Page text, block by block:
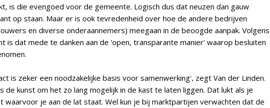
is die evengoed voor de gemeente. Logisch dus dat neuzen dan gauw
op staan. Maar er is ook tevredenheid over hoe de andere bedrijven
en diverse onderaannemers) meegaan in de beoogde aanpak. Volgens
is dat mede te danken aan de 'open, transparante manier' waarop besluiten
is zeker een noodzakelijke basis voor samenwerking', zegt Van der Linden.
de kunst om het zo lang mogelijk in de kast te laten liggen. Dat lukt als je
waarvoor je aan de lat staat. Wel kun je bij marktpartijen verwachten dat de